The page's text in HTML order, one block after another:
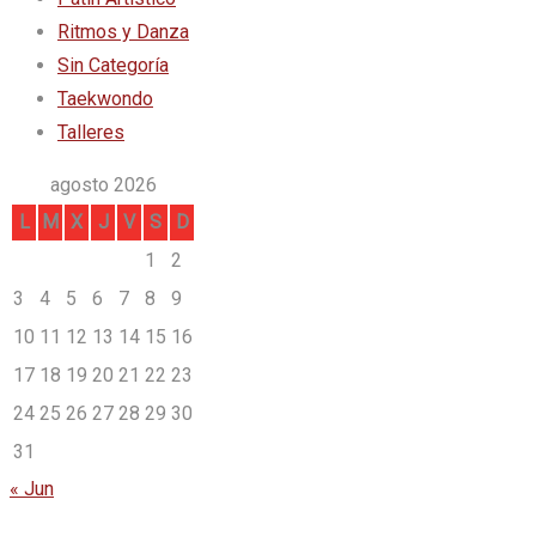
Ritmos y Danza
Sin Categoría
Taekwondo
Talleres
agosto 2026
L
M X J V S
D
1
2
3
4 5 6 7 8
9
10 11 12 13 14 15 16
17 18 19 20 21 22 23
24 25 26 27 28 29 30
31
« Jun